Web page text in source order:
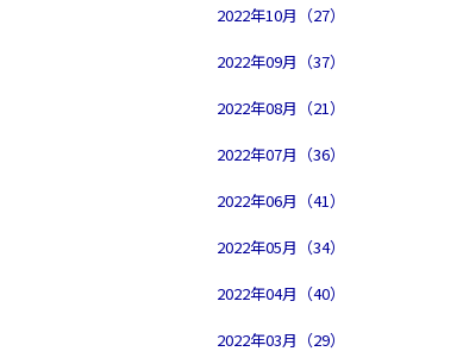
2022年10月（27）
2022年09月（37）
2022年08月（21）
2022年07月（36）
2022年06月（41）
2022年05月（34）
2022年04月（40）
2022年03月（29）